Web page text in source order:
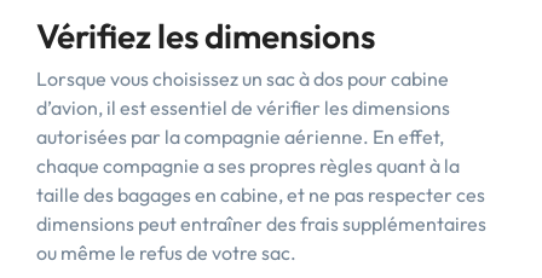
Vérifiez les dimensions
Lorsque vous choisissez un sac à dos pour cabine
d’avion, il est essentiel de vérifier les dimensions
autorisées par la compagnie aérienne. En effet,
chaque compagnie a ses propres règles quant à la
taille des bagages en cabine, et ne pas respecter ces
dimensions peut entraîner des frais supplémentaires
ou même le refus de votre sac.